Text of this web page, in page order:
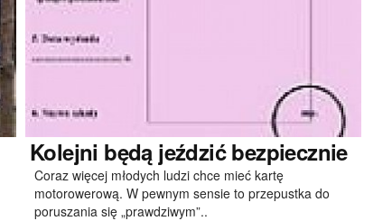
Kolejni będą jeździć bezpiecznie
Coraz więcej młodych ludzi chce mieć kartę
motorowerową. W pewnym sensie to przepustka do
poruszania się „prawdziwym”..